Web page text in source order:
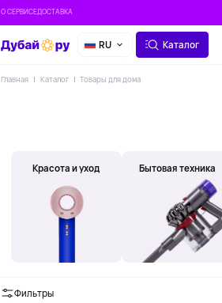
О СЕРВИСЕДОСТАВКА
RU Каталог
Главная Каталог Товары для дома
Красота и уход Бытовая техника
Фильтры